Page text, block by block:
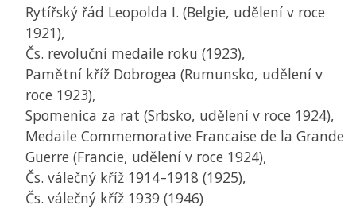
Rytířský řád Leopolda I. (Belgie, udělení v roce
1921),
Čs. revoluční medaile roku (1923),
Pamětní kříž Dobrogea (Rumunsko, udělení v
roce 1923),
Spomenica za rat (Srbsko, udělení v roce 1924),
Medaile Commemorative Francaise de la Grande
Guerre (Francie, udělení v roce 1924),
Čs. válečný kříž 1914–1918 (1925),
Čs. válečný kříž 1939 (1946)